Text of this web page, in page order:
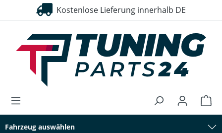
springen Kostenlose Lieferung innerhalb DE
Fahrzeug auswählen